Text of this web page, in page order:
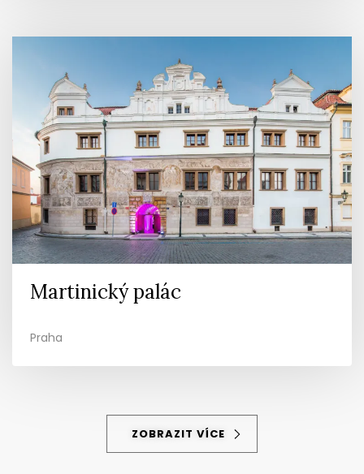
Martinický palác
Praha
ZOBRAZIT VÍCE